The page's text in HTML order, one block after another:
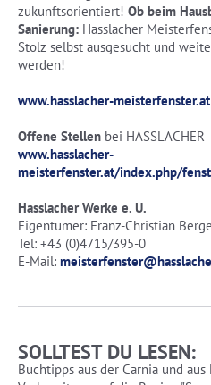
zukunftsorientiert! Ob beim
Sanierung: Hasslacher
Stolz selbst ausgesucht und
werden!
www.hasslacher-meisterfenster.at
Offene Stellen bei HASSLACHER
www.hasslacher-
meisterfenster.at/index.php/
Hasslacher Werke e. U.
Eigentümer: Franz-Christian
Tel: +43 (0)4715/395-0
E-Mail:
SOLLTEST DU LESEN:
Buchtipps aus der Carnia und aus